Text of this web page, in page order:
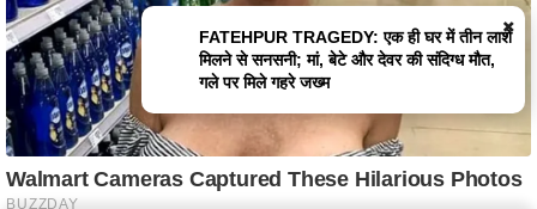
×
FATEHPUR TRAGEDY: एक ही घर
में तीन लाशें मिलने से सनसनी; मां, बेटे और
देवर की संदिग्ध मौत, गले पर मिले गहरे